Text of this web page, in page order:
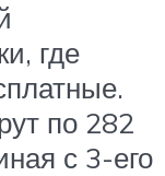
где
по 282
с 3-его